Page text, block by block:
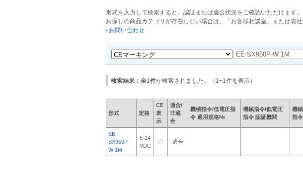
形式を入力して検索すると、認証または適合状況をご確認いただけます。
お探しの商品カテゴリが存在しない場合は、「お客様相談室」または貴
お問い合わせ
検索結果：全1 件が検索されました。（ 1 −1 件を表示）
形式 定格
CE
表
示
適合/
非適
合
機械指令/低電圧指
令 適用規格№
機械指令/低電圧
指令 認証機関
機
指
EE-
SX950P-
W 1M
5-24
VDC
〇 適合